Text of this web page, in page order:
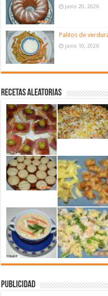
junio 20, 2026
Palitos de
junio 10, 2026
Recetas aleatorias
Publicidad